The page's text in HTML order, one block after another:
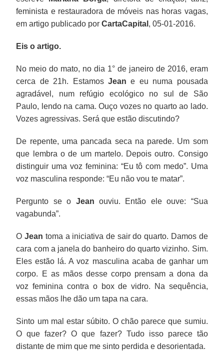
feminista e restauradora de móveis nas horas vagas,
em artigo publicado porCartaCapital , 05-01-2016.
Eis o artigo.
No meio do mato, no dia 1° de janeiro de 2016, eram
cerca de 21h. Estamos Jean e eu numa pousada
agradável, num refúgio ecológico no sul de São
Paulo, lendo na cama. Ouço vozes no quarto ao lado.
Vozes agressivas. Será que estão discutindo?
De repente, uma pancada seca na parede. Um som
que lembra o de um martelo. Depois outro. Consigo
distinguir uma voz feminina: “Eu tô com medo”. Uma
voz masculina responde: “Eu não vou te matar”.
Pergunto se o Jean ouviu. Então ele ouve: “Sua
vagabunda”.
OJean toma a iniciativa de sair do quarto. Damos de
cara com a janela do banheiro do quarto vizinho. Sim.
Eles estão lá. A voz masculina acaba de ganhar um
corpo. E as mãos desse corpo prensam a dona da
voz feminina contra o box de vidro. Na sequência,
essas mãos lhe dão um tapa na cara.
Sinto um mal estar súbito. O chão parece que sumiu.
O que fazer? O que fazer? Tudo isso parece tão
distante de mim que me sinto perdida e desorientada.